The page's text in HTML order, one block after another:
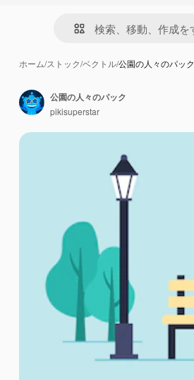
ホーム/ストック/ベクトル/公園の人々のパック
公園の人々のパック
pikisuperstar